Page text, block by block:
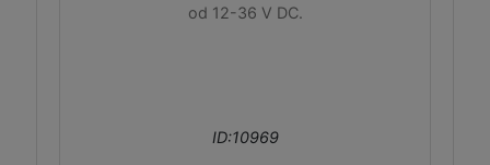
od 12-36 V DC.
ID:10969